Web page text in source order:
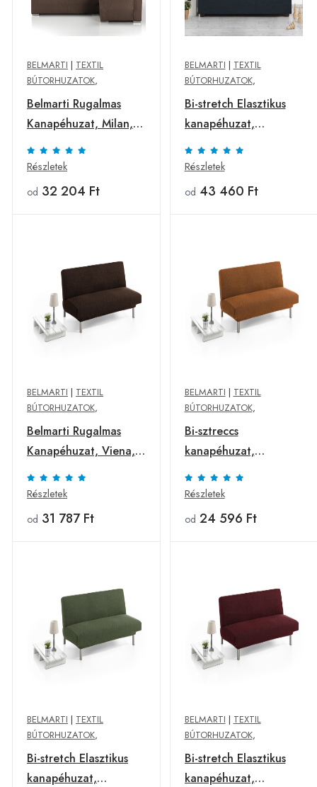
BELMARTI | TEXTIL
BÚTORHUZATOK,
Belmarti Rugalmas
Kanapéhuzat, Milan,
hosszú kar, barna
Részletek
od 32 204 Ft
BELMARTI | TEXTIL
BÚTORHUZATOK,
Bi-stretch Elasztikus
kanapéhuzat,
Belmarti, Viena,
kétszemélyes,
jacquard, kék
Részletek
od 43 460 Ft
BELMARTI | TEXTIL
BÚTORHUZATOK,
Belmarti Rugalmas
Kanapéhuzat, Viena,
click-clack, 3
személyes, jacquard
anyag, barna
Részletek
od 31 787 Ft
BELMARTI | TEXTIL
BÚTORHUZATOK,
Bi-sztreccs
kanapéhuzat,
Belmarti, Vienna,
click-clack, 2 ülés,
jacquard anyag,
Részletek
od 24 596 Ft
BELMARTI | TEXTIL
BÚTORHUZATOK,
Bi-stretch Elasztikus
kanapéhuzat,
BELMARTI | TEXTIL
BÚTORHUZATOK,
Bi-stretch Elasztikus
kanapéhuzat,